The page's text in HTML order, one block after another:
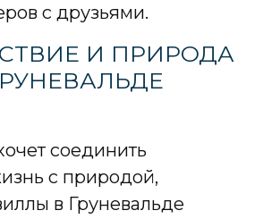
с друзьями.
И ПРИРОДА
соединить
с природой,
в Груневальде